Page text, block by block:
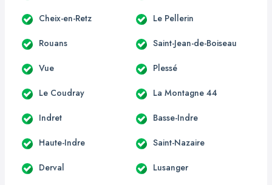
Cheix-en-Retz Le Pellerin
Rouans Saint-Jean-de-Boiseau
Vue Plessé
Le Coudray La Montagne 44
Indret Basse-Indre
Haute-Indre Saint-Nazaire
Derval Lusanger